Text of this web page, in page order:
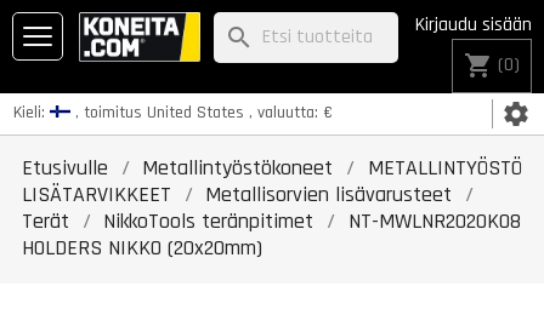
Kieli: , toimitus United States , valuutta: € settings
Kirjaudu sisään
shopping_cart (0)
search
Etusivulle Metallintyöstökoneet
METALLINTYÖSTÖ
LISÄTARVIKKEET
Metallisorvien lisävarusteet
Terät
NikkoTools teränpitimet
NT-MWLNR2020K08
HOLDERS NIKKO (20x20mm)